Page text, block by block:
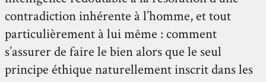
contradiction inhérente à l’homme, et tout
particulièrement à lui même : comment
s’assurer de faire le bien alors que le seul
principe éthique naturellement inscrit dans les